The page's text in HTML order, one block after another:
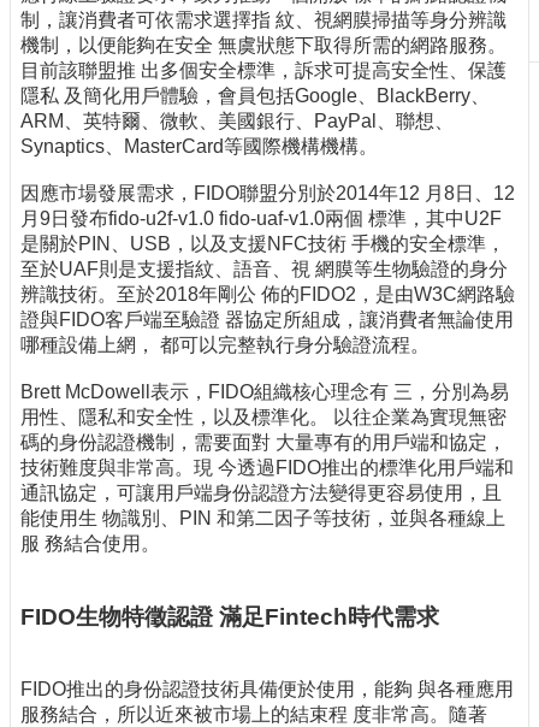
校
務
服
務
專
題
報
導
技
術
論
壇
產
業
專
欄
制，讓消費者可依需求選擇指 紋、視網膜掃描等身分辨識
機制，以便能夠在安全 無虞狀態下取得所需的網路服務。
目前該聯盟推 出多個安全標準，訴求可提高安全性、保護
隱私 及簡化用戶體驗，會員包括Google、BlackBerry、
ARM、英特爾、微軟、美國銀行、PayPal、聯想、
Synaptics、MasterCard等國際機構機構。
因應市場發展需求，FIDO聯盟分別於2014年12 月8日、12
月9日發布fido-u2f-v1.0 fido-uaf-v1.0兩個 標準，其中U2F
是關於PIN、USB，以及支援NFC技術 手機的安全標準，
至於UAF則是支援指紋、語音、視 網膜等生物驗證的身分
辨識技術。至於2018年剛公 佈的FIDO2，是由W3C網路驗
證與FIDO客戶端至驗證 器協定所組成，讓消費者無論使用
哪種設備上網， 都可以完整執行身分驗證流程。
Brett McDowell表示，FIDO組織核心理念有 三，分別為易
用性、隱私和安全性，以及標準化。 以往企業為實現無密
碼的身份認證機制，需要面對 大量專有的用戶端和協定，
技術難度與非常高。現 今透過FIDO推出的標準化用戶端和
通訊協定，可讓用戶端身份認證方法變得更容易使用，且
能使用生 物識別、PIN 和第二因子等技術，並與各種線上
服 務結合使用。
FIDO生物特徵認證 滿足Fintech時代需求
FIDO推出的身份認證技術具備便於使用，能夠 與各種應用
服務結合，所以近來被市場上的結束程 度非常高。隨著